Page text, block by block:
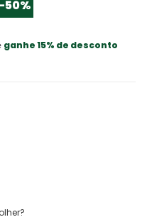
-50%
ganhe 15% de desconto